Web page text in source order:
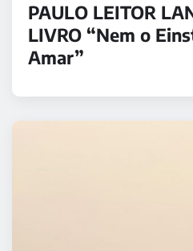
PAULO LEITOR
LIVRO “Nem o
Amar”